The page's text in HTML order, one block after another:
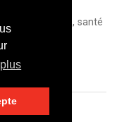
économiques, santé
JDS.